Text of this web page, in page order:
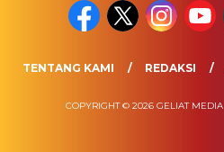
TENTANG KAMI REDAKSI
COPYRIGHT © 2026 GELIAT